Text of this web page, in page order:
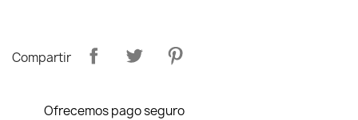
Compartir
Ofrecemos pago seguro